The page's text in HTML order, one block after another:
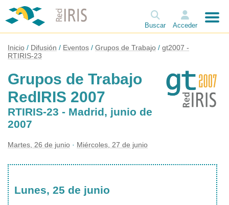
Buscar Acceder
Inicio Difusión Eventos Grupos de Trabajo
gt2007 -
RTIRIS-23
Grupos de Trabajo
RedIRIS 2007
RTIRIS-23 - Madrid, junio de
2007
Martes, 26 de junio Miércoles, 27 de junio
Lunes, 25 de junio